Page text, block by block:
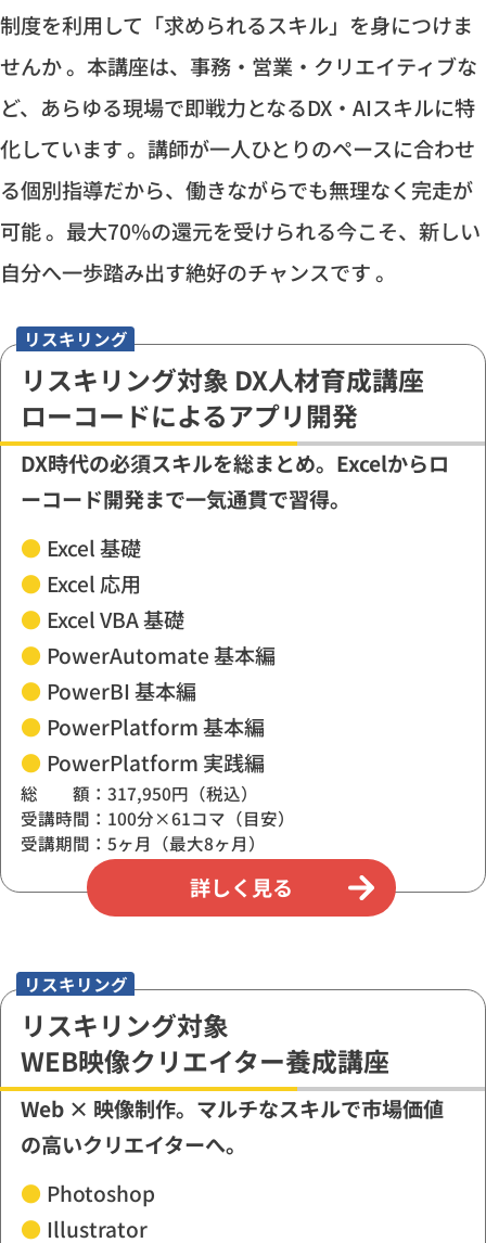
制度を利用して「求められるスキル」を身につけま
せんか 。本講座は、事務・営業・クリエイティブな
ど、あらゆる現場で即戦力となるDX・AIスキルに特
化しています 。講師が一人ひとりのペースに合わせ
る個別指導だから、働きながらでも無理なく完走が
可能 。最大70%の還元を受けられる今こそ、新しい
自分へ一歩踏み出す絶好のチャンスです 。
リスキリング
リスキリング対象 DX人材育成講座
ローコードによるアプリ開発
DX時代の必須スキルを総まとめ。Excelからロ
ーコード開発まで一気通貫で習得。
● Excel 基礎
● Excel 応用
● Excel VBA 基礎
● PowerAutomate 基本編
● PowerBI 基本編
● PowerPlatform 基本編
● PowerPlatform 実践編
総 額：317,950円（税込）
受講時間：100分×61コマ（目安）
受講期間：5ヶ月（最大8ヶ月）
詳しく見る
リスキリング
リスキリング対象
WEB映像クリエイター養成講座
Web × 映像制作。マルチなスキルで市場価値
の高いクリエイターへ。
● Photoshop
● Illustrator